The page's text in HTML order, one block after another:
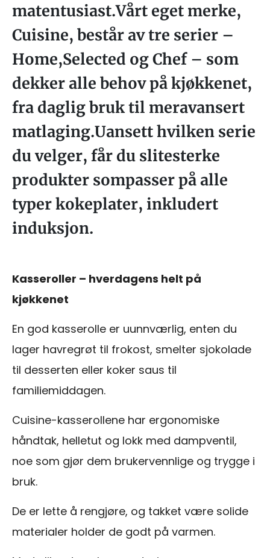
matentusiast.Vårt eget merke,
Cuisine, består av tre serier –
Home,Selected og Chef – som
dekker alle behov på kjøkkenet,
fra daglig bruk til meravansert
matlaging.Uansett hvilken serie
du velger, får du slitesterke
produkter sompasser på alle
typer kokeplater, inkludert
induksjon.
Kasseroller – hverdagens helt på
kjøkkenet
En god kasserolle er uunnværlig, enten du
lager havregrøt til frokost, smelter sjokolade
til desserten eller koker saus til
familiemiddagen.
Cuisine-kasserollene har ergonomiske
håndtak, helletut og lokk med dampventil,
noe som gjør dem brukervennlige og trygge i
bruk.
De er lette å rengjøre, og takket være solide
materialer holder de godt på varmen.